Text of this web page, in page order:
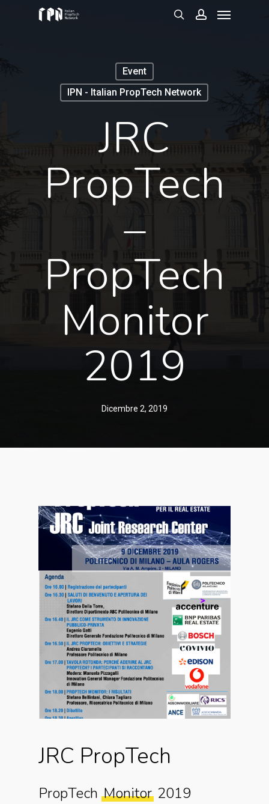
Event
IPN - Italian PropTech Network
JRC
PropTech
–
PropTech
Monitor
2019
Dicembre 2, 2019
JRC PropTech
PropTech Monitor 2019